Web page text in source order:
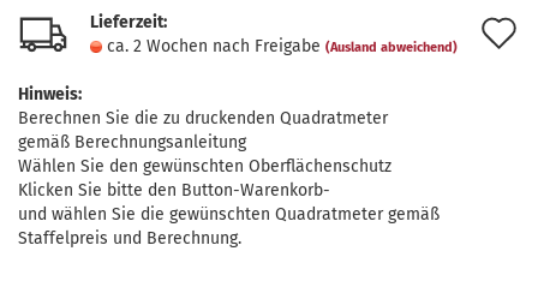
Lieferzeit:
ca. 2 Wochen nach Freigabe (Ausland abweichend)
Hinweis:
Berechnen Sie die zu druckenden Quadratmeter
gemäß Berechnungsanleitung
Wählen Sie den gewünschten Oberflächenschutz
Klicken Sie bitte den Button-Warenkorb-
und wählen Sie die gewünschten Quadratmeter gemäß
Staffelpreis und Berechnung.